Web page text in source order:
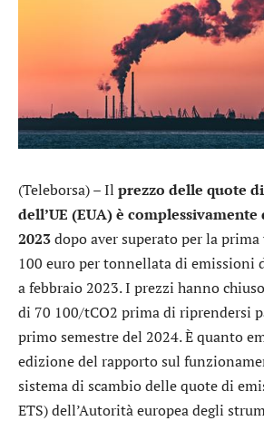
(Teleborsa) – Il prezzo delle quote
dell’UE (EUA) è
2023dopo aver superato per la
100 euro per tonnellata di emissioni
a febbraio 2023. I prezzi hanno
di 70 100/tCO2 prima di riprendersi
primo semestre del 2024. È quanto
edizione del rapporto sul
sistema di scambio delle quote di
ETS) dell’Autorità europea degli